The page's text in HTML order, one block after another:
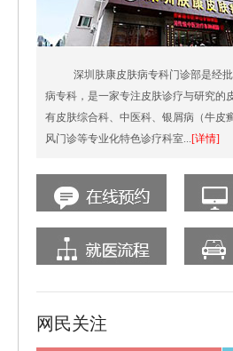
深圳肤康皮肤病专科门诊部是经
病专科，是一家专注皮肤诊疗与研究的
有皮肤综合科、中医科、银屑病（牛皮
风门诊等专业化特色诊疗科室...[详情]
网民关注